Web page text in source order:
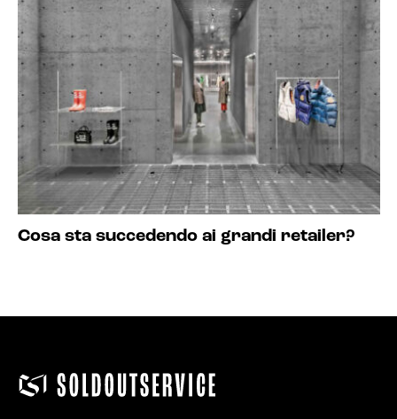
Cosa sta succedendo ai grandi retailer?